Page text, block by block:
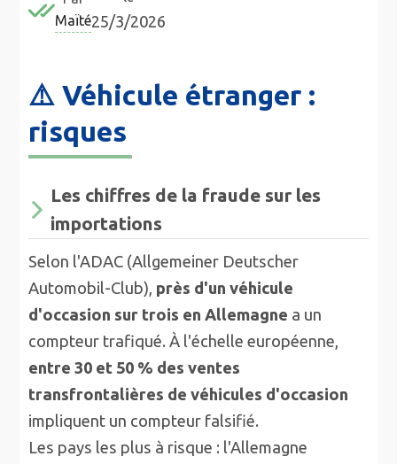
Maïté25/3/2026
⚠️ Véhicule étranger :
risques
Les chiffres de la fraude sur les
importations
Selon l'ADAC (Allgemeiner Deutscher
Automobil-Club), près d'un véhicule
d'occasion sur trois en Allemagne a un
compteur trafiqué. À l'échelle européenne,
entre 30 et 50 % des ventes
transfrontalières de véhicules d'occasion
impliquent un compteur falsifié.
Les pays les plus à risque : l'Allemagne